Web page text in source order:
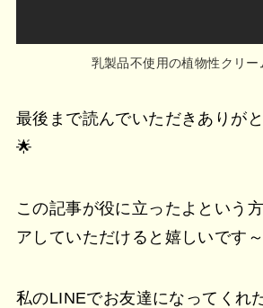
乳製品不使用の植物性クリー
最後まで読んでいただきありが
🌟
この記事が役に立ったよという
アしていただけると嬉しいです～
私のLINEでお友達になってくれ